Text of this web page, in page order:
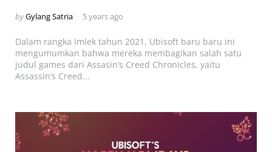
Posted
byGylang Satria 5 years ago
Dalam rangka Imlek tahun 2021, Ubisoft baru baru ini
mengumumkan bahwa mereka membagikan salah satu
judul games dari Assasin’s Creed Chronicles, yaitu
Assassin’s Creed...